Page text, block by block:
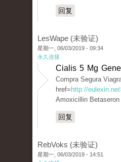
回复
LesWape (未验证)
星期一, 06/03/2019 - 09:34
永久连接
Cialis 5 Mg
Compra Segura
href= http://
Amoxicillin
回复
RebVoks (未验证)
星期一, 06/03/2019 - 14:51